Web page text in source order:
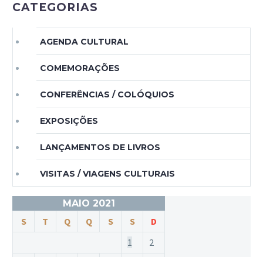
CATEGORIAS
AGENDA CULTURAL
COMEMORAÇÕES
CONFERÊNCIAS / COLÓQUIOS
EXPOSIÇÕES
LANÇAMENTOS DE LIVROS
VISITAS / VIAGENS CULTURAIS
MAIO 2021
S T Q Q S S
D
1
2